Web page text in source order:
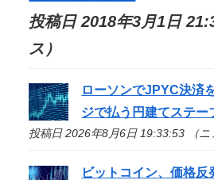
投稿日 2018年3月1日
ス）
ローソンでJPYC決済
ジで払う円建てステー
投稿日 2026年8月6日 19:33:53 （ニ
ビットコイン、価格反